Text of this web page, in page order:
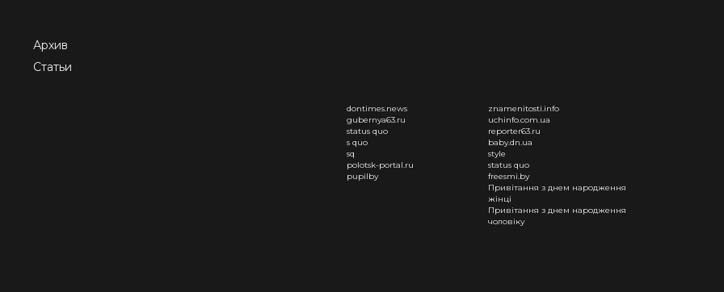
Архив
Статьи
dontimes.news
gubernya63.ru
status quo
s quo
sq
polotsk-portal.ru
pupilby
znamenitosti.info
uchinfo.com.ua
reporter63.ru
baby.dn.ua
style
status quo
freesmi.by
Привітання з днем народження
жінці
Привітання з днем народження
чоловіку